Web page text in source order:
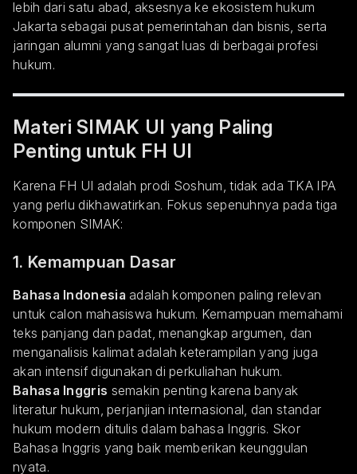
lebih dari satu abad, aksesnya ke ekosistem hukum
Jakarta sebagai pusat pemerintahan dan bisnis, serta
jaringan alumni yang sangat luas di berbagai profesi
hukum.
Materi SIMAK UI yang Paling
Penting untuk FH UI
Karena FH UI adalah prodi Soshum, tidak ada TKA IPA
yang perlu dikhawatirkan. Fokus sepenuhnya pada tiga
komponen SIMAK:
1. Kemampuan Dasar
Bahasa Indonesia adalah komponen paling relevan
untuk calon mahasiswa hukum. Kemampuan memahami
teks panjang dan padat, menangkap argumen, dan
menganalisis kalimat adalah keterampilan yang juga
akan intensif digunakan di perkuliahan hukum.
Bahasa Inggris semakin penting karena banyak
literatur hukum, perjanjian internasional, dan standar
hukum modern ditulis dalam bahasa Inggris. Skor
Bahasa Inggris yang baik memberikan keunggulan
nyata.